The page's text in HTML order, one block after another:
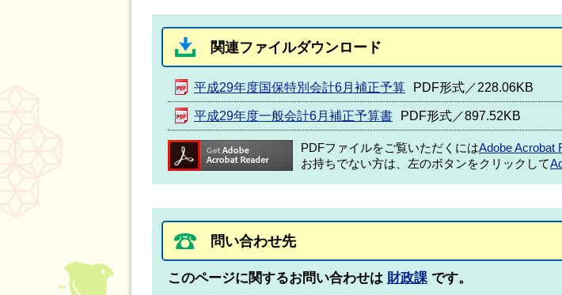
関連ファイルダウンロード
平成29年度国保特別会計6月補正予算 PDF形式／228.06KB
平成29年度一般会計6月補正予算書 PDF形式／897.52KB
PDFファイルをご覧いただくにはAdobe Acrobat
お持ちでない方は、左のボタンをクリックして
問い合わせ先
このページに関するお問い合わせは 財政課 です。